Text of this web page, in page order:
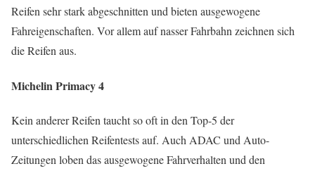
Reifen sehr stark abgeschnitten und bieten ausgewogene
Fahreigenschaften. Vor allem auf nasser Fahrbahn zeichnen sich
die Reifen aus.
Michelin Primacy 4
Kein anderer Reifen taucht so oft in den Top-5 der
unterschiedlichen Reifentests auf. Auch ADAC und Auto-
Zeitungen loben das ausgewogene Fahrverhalten und den